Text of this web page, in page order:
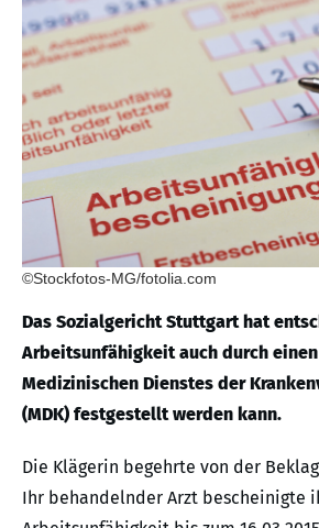
©Stockfotos-MG/fotolia.com
Das Sozialgericht Stuttgart hat
Arbeitsunfähigkeit auch durch
Medizinischen Dienstes der
(MDK) festgestellt werden kann.
Die Klägerin begehrte von der
Ihr behandelnder Arzt bescheinigte